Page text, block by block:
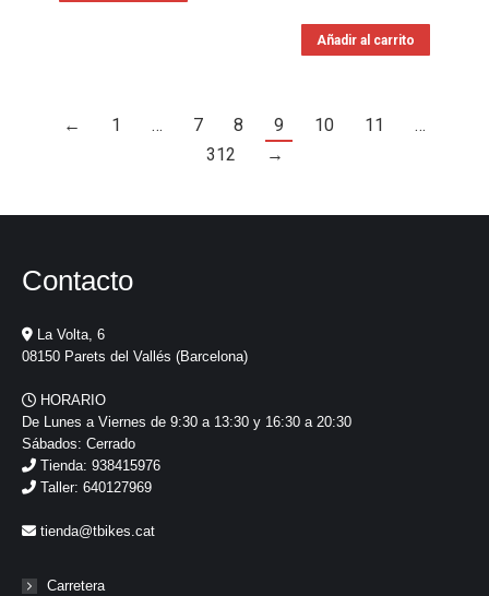
Añadir al carrito
← 1 … 7 8 9 10 11
…
312
→
Contacto
La Volta, 6
08150 Parets del Vallés (Barcelona)
HORARIO
De Lunes a Viernes de 9:30 a 13:30 y 16:30 a 20:30
Sábados: Cerrado
Tienda: 938415976
Taller: 640127969
tienda@tbikes.cat
Carretera